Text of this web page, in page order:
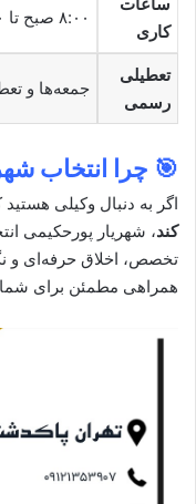
کاری
۸:۰۰ صبح تا ۱۹:۰۰ عصر
تعطیلی
رسمی
جمعه‌ها و
🎯 چرا انتخاب
اگر به دنبال وکیلی هستید
کند، شهریار پورحکیمی
تخصص، اخلاق حرفه‌ای و
همراهی مطمئن برای